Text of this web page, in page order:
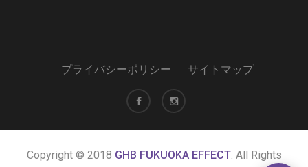
プライバシーポリシー サイトマップ
Copyright © 2018 GHB FUKUOKA EFFECT. All Rights